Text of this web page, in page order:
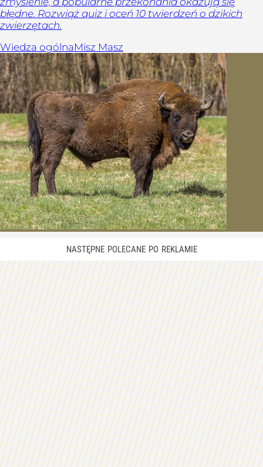
błędne. Rozwiąż quiz i oceń 10 twierdzeń o dzikich
zwierzętach.
Wiedza ogólnaMisz Masz